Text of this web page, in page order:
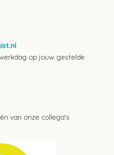
op jouw gestelde
van onze collega's